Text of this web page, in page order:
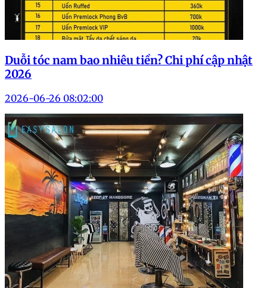
Duỗi tóc nam bao nhiêu tiền? Chi phí cập nhật
2026
2026-06-26 08:02:00